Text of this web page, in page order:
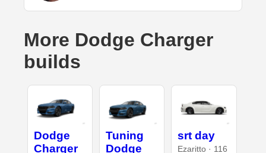
More Dodge Charger
builds
Dodge
Charger
Tuning
Dodge
srt day
Ezaritto · 116